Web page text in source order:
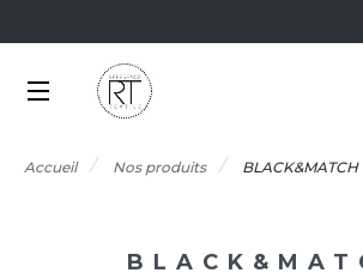
NOS PRODUITS
NOS PRODUITS
LES MARQUES
LUX
MÉTIERS
ÊTRE
LES OFFRES
FIN DE SÉRIE
Accueil Nos produits BLACK&MATCH